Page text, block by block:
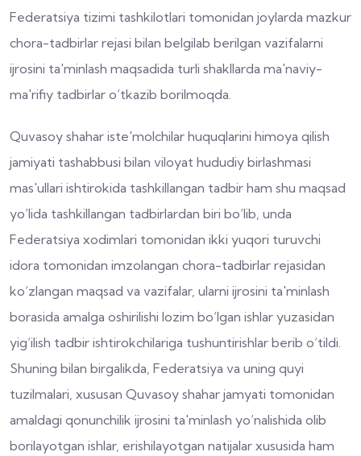
Federatsiya tizimi tashkilotlari tomonidan joylarda mazkur
chora-tadbirlar rejasi bilan belgilab berilgan vazifalarni
ijrosini ta'minlash maqsadida turli shakllarda ma'naviy-
ma'rifiy tadbirlar o‘tkazib borilmoqda.
Quvasoy shahar iste'molchilar huquqlarini himoya qilish
jamiyati tashabbusi bilan viloyat hududiy birlashmasi
mas'ullari ishtirokida tashkillangan tadbir ham shu maqsad
yo‘lida tashkillangan tadbirlardan biri bo‘lib, unda
Federatsiya xodimlari tomonidan ikki yuqori turuvchi
idora tomonidan imzolangan chora-tadbirlar rejasidan
ko‘zlangan maqsad va vazifalar, ularni ijrosini ta'minlash
borasida amalga oshirilishi lozim bo‘lgan ishlar yuzasidan
yig‘ilish tadbir ishtirokchilariga tushuntirishlar berib o‘tildi.
Shuning bilan birgalikda, Federatsiya va uning quyi
tuzilmalari, xususan Quvasoy shahar jamyati tomonidan
amaldagi qonunchilik ijrosini ta'minlash yo‘nalishida olib
borilayotgan ishlar, erishilayotgan natijalar xususida ham